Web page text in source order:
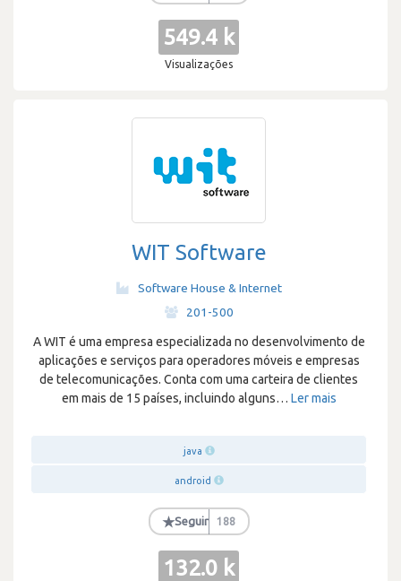
549.4 k
Visualizações
WIT Software
Software House & Internet
201-500
A WIT é uma empresa especializada no desenvolvimento de
aplicações e serviços para operadores móveis e empresas
de telecomunicações. Conta com uma carteira de clientes
em mais de 15 países, incluindo alguns… Ler mais
java
android
★Seguir 188
132.0 k